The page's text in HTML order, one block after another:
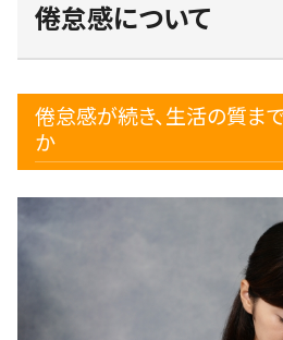
倦怠感について
倦怠感が続き、生活の質ま
か